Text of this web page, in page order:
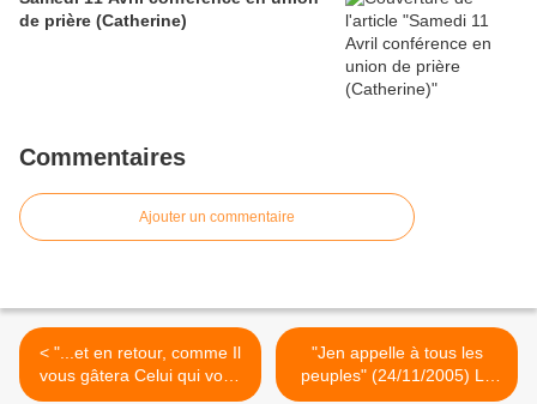
de prière (Catherine)
Commentaires
Ajouter un commentaire
< "...et en retour, comme Il
vous gâtera Celui qui vous
a créés." (12/11/2005) St
"Jen appelle à tous les
peuples" (24/11/2005) La
Vierge Marie >